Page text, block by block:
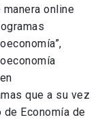
online
que a su vez
Economía de